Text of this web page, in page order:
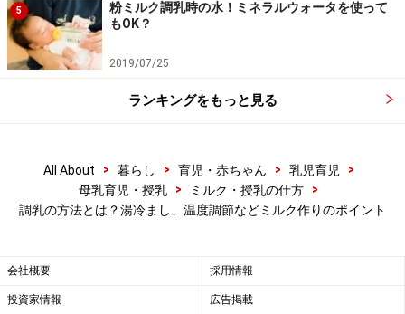
ましょう。
※画像提供：和光堂
粉ミルク調乳時の水！ミネラルウォータを使っても
OK？
溢乳（いつにゅう）とは？赤ちゃんの嘔吐・吐き戻
しの原因と対処法
5
粉ミルク調乳時の水！ミネラルウォータを使って
もOK？
2019/07/25
ランキングをもっと見る
All About > 暮らし > 育児・赤ちゃん > 乳児育児
>
母乳育児・授乳
> ミルク・授乳の仕方
>
調乳の方法とは？湯冷まし、温度調節などミルク作りのポイント
会社概要 採用情報
投資家情報 広告掲載